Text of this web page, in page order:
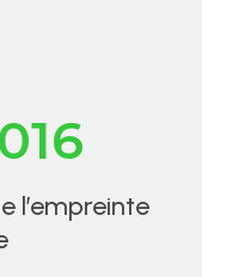
l’empreinte